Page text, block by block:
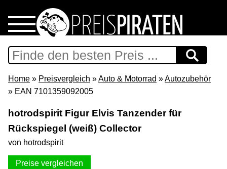
Home
Download
Support & Newsletter
Presse
Home » Preisvergleich »Auto & Motorrad »Autozubehör
» EAN 7101359092005
hotrodspirit Figur Elvis Tanzender für
Rückspiegel (weiß) Collector
von hotrodspirit
Preise vergleichen